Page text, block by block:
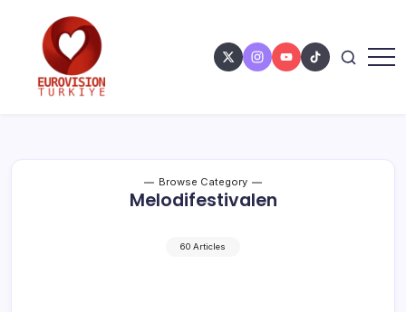
Browse Category
Melodifestivalen
60 Articles